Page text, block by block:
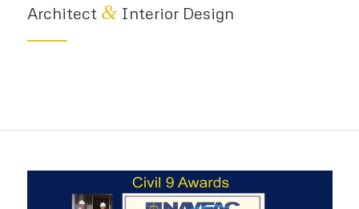
Architect &Interior Design